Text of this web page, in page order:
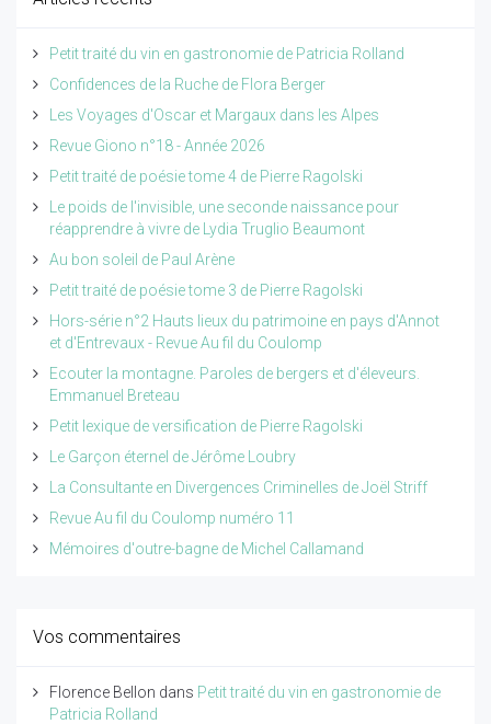
Petit traité du vin en gastronomie de Patricia Rolland
Confidences de la Ruche de Flora Berger
Les Voyages d'Oscar et Margaux dans les Alpes
Revue Giono n°18 - Année 2026
Petit traité de poésie tome 4 de Pierre Ragolski
Le poids de l'invisible, une seconde naissance pour
réapprendre à vivre de Lydia Truglio Beaumont
Au bon soleil de Paul Arène
Petit traité de poésie tome 3 de Pierre Ragolski
Hors-série n°2 Hauts lieux du patrimoine en pays d'Annot
et d'Entrevaux - Revue Au fil du Coulomp
Ecouter la montagne. Paroles de bergers et d'éleveurs.
Emmanuel Breteau
Petit lexique de versification de Pierre Ragolski
Le Garçon éternel de Jérôme Loubry
La Consultante en Divergences Criminelles de Joël Striff
Revue Au fil du Coulomp numéro 11
Mémoires d'outre-bagne de Michel Callamand
Vos commentaires
Florence Bellon dans Petit traité du vin en gastronomie de
Patricia Rolland